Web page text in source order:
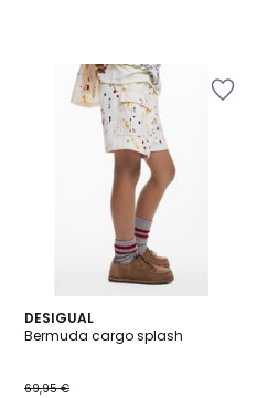
DESIGUAL
Bermuda cargo splash
69,95 €